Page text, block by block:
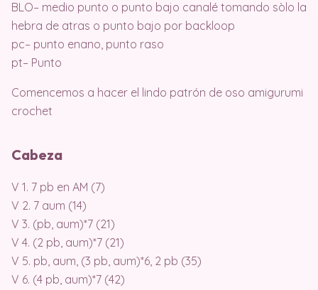
BLO– medio punto o punto bajo canalé tomando sòlo la
hebra de atras o punto bajo por backloop
pc– punto enano, punto raso
pt– Punto
Comencemos a hacer el lindo patrón de oso amigurumi
crochet
Cabeza
V 1. 7 pb en AM (7)
V 2. 7 aum (14)
V 3. (pb, aum)*7 (21)
V 4. (2 pb, aum)*7 (21)
V 5. pb, aum, (3 pb, aum)*6, 2 pb (35)
V 6. (4 pb, aum)*7 (42)